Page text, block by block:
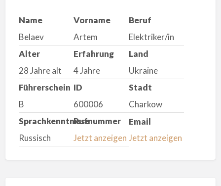
Name
Belaev
Vorname
Artem
Beruf
Elektriker/in
Alter
28 Jahre alt
Erfahrung
4 Jahre
Land
Ukraine
Führerschein
B
ID
600006
Stadt
Charkow
Sprachkenntnisse
Russisch
Rufnummer
Jetzt anzeigen
Email
Jetzt anzeigen